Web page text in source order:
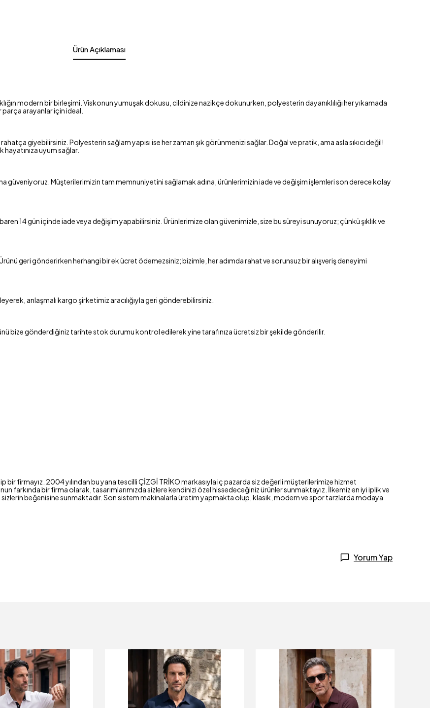
Ürün Açıklaması
modern bir birleşimi. Viskonun yumuşak dokusu, cildinize nazikçe dokunurken, polyesterin dayanıklılığı her yıkamada
arayanlar için ideal.
giyebilirsiniz. Polyesterin sağlam yapısı ise her zaman şık görünmenizi sağlar. Doğal ve pratik, ama asla sıkıcı değil!
hayatınıza uyum sağlar.
güveniyoruz. Müşterilerimizin tam memnuniyetini sağlamak adına, ürünlerimizin iade ve değişim işlemleri son derece kolay
14 gün içinde iade veya değişim yapabilirsiniz. Ürünlerimize olan güvenimizle, size bu süreyi sunuyoruz; çünkü şıklık ve
geri gönderirken herhangi bir ek ücret ödemezsiniz; bizimle, her adımda rahat ve sorunsuz bir alışveriş deneyimi
anlaşmalı kargo şirketimiz aracılığıyla geri gönderebilirsiniz.
bize gönderdiğiniz tarihte stok durumu kontrol edilerek yine tarafınıza ücretsiz bir şekilde gönderilir.
firmayız. 2004 yılından bu yana tescilli ÇİZGİ TRİKO markasıyla iç pazarda siz değerli müşterilerimize hizmet
farkında bir firma olarak, tasarımlarımızda sizlere kendinizi özel hissedeceğiniz ürünler sunmaktayız. İlkemiz en iyi iplik ve
beğenisine sunmaktadır. Son sistem makinalarla üretim yapmakta olup, klasik, modern ve spor tarzlarda modaya
Yorum Yap